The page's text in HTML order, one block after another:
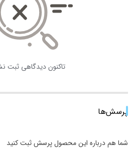
تاکنون دیدگاهی ثبت
پرسش‌ها
شما هم درباره این محصول پرسش ثبت کنید